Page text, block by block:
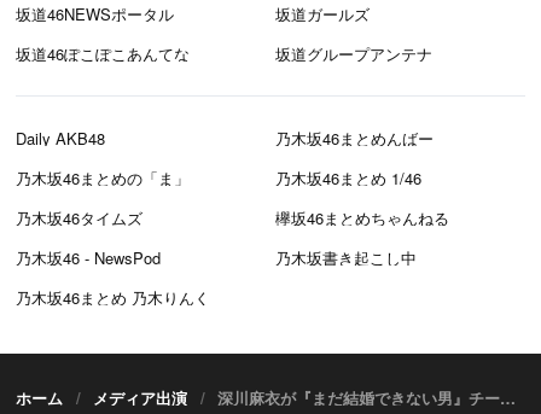
坂道46NEWSポータル
坂道ガールズ
坂道46ぽこぽこあんてな
坂道グループアンテナ
Daily AKB48
乃木坂46まとめんばー
乃木坂46まとめの「ま」
乃木坂46まとめ 1/46
乃木坂46タイムズ
欅坂46まとめちゃんねる
乃木坂46 - NewsPod
乃木坂書き起こし中
乃木坂46まとめ 乃木りんく
ホーム メディア出演 深川麻衣が『まだ結婚できない男』チームで参戦！ フジテレビ「VS嵐」 [10/3 19:00～]